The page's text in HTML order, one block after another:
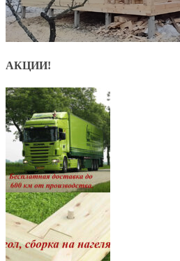
АКЦИИ!
8